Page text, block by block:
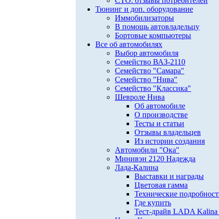
Тюнинг и доп. оборудование
Иммобилизаторы
В помощь автовладельцу
Бортовые компьютеры
Все об автомобилях
Выбор автомобиля
Семейство ВАЗ-2110
Семейство "Самара"
Семейство "Нива"
Семейство "Классика"
Шевроле Нива
Об автомобиле
О производстве
Тесты и статьи
Отзывы владельцев
Из истории создания
Автомобили "Ока"
Минивэн 2120 Надежда
Лада-Калина
Выставки и награды
Цветовая гамма
Технические
Где купить
Тест-драйв LADA Kalina